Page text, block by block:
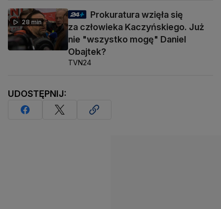
28 min
Prokuratura wzięła się
za człowieka Kaczyńskiego. Już
nie "wszystko mogę" Daniel
Obajtek?
TVN24
UDOSTĘPNIJ: